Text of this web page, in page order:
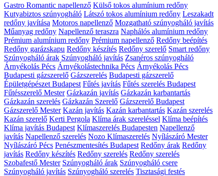
Gastro Romantic napellenző Külső tokos alumínium redőny
Kutyabiztos szúnyogháló Látszó tokos alumínium redőny Leszakadt
redőny javítása Motoros napellenző Mozgatható szúnyogháló javítás
Műanyag redőny Napellenző teraszra Naphálós alumínium redőny
Prémium alumínium redőny Prémium napellenző Redőny beépítés
Redőny garázskapu Redőny készítés Redőny szerelő Smart redőny
Szúnyogháló árak Szúnyogháló javítás Zsanéros szúnyogháló
Árnyékolás Pécs Árnyékolástechnika Pécs Árnyékolás Pécs
Budapesti gázszerelő Gázszerelés Budapesti gázszerelő
Épületgépészet Budapest Fűtés javítás Fűtés szerelés Budapest
Fűtésszerelő Mester Gázkazán javítás Gázkazán karbantartás
Gázkazán szerelés Gázkazán Szerelő Gázszerelő Budapest
Gázszerelő Mester Kazán javítás Kazán karbantartás Kazán szerelés
Kazán szerelő Kerti Pergola Klíma árak szereléssel Klíma beépítés
Klíma javítás Budapest Klímaszerelés Budapesten Napellenző
javítás Napellenző szerelés Nozo Klímaszerelés Nyílászáró Mester
Nyílászáró Pécs Penészmentesítés Budapest Redőny árak Redőny
javítás Redőny készítés Redőny szerelés Redőny szerelés
Szobafestő Mester Szúnyogháló árak Szúnyogháló csere
Szúnyogháló javítás Szúnyogháló szerelés Tisztasági festés